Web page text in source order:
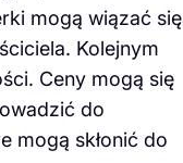
mogą wiązać się
Kolejnym
Ceny mogą się
do
mogą skłonić do